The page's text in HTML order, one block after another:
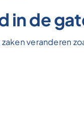
in de
veranderen